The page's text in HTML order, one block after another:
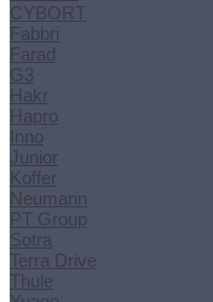
CYBORT
Fabbri
Farad
G3
Hakr
Hapro
Inno
Junior
Koffer
Neumann
PT Group
Sotra
Terra Drive
Thule